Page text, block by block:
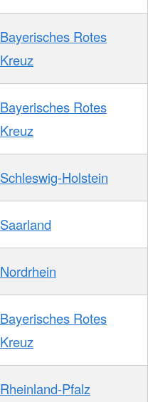
Bayerisches Rotes
Kreuz
Bayerisches Rotes
Kreuz
Schleswig-Holstein
Saarland
Nordrhein
Bayerisches Rotes
Kreuz
Rheinland-Pfalz